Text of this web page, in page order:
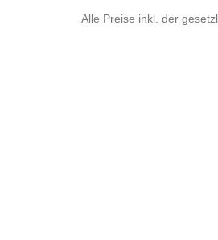
Alle Preise inkl. der